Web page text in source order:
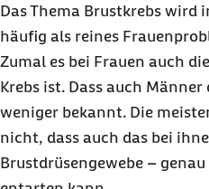
Das Thema Brustkrebs wird
häufig als reines
Zumal es bei Frauen auch
Krebs ist. Dass auch
weniger bekannt. Die
nicht, dass auch das bei
Brustdrüsengewebe –